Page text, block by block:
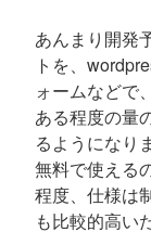
あんまり開発
トを、
ォームなどで
ある程度の量
るようになり
無料で使える
程度、仕様は
も比較的高い